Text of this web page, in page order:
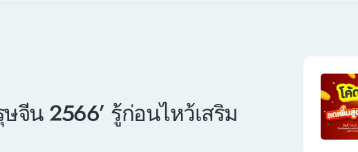
จีน 2566’ รู้ก่อนไหว้เสริม